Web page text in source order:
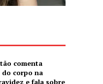
comenta
do corpo na
e fala sobre